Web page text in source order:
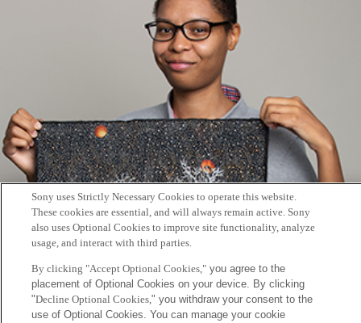
2019年11月12日
Sony uses Strictly Necessary Cookies to operate this website.
These cookies are essential, and will always remain active. Sony
also uses Optional Cookies to improve site functionality, analyze
usage, and interact with third parties.
By clicking "Accept Optional Cookies,"you agree to the
placement of Optional Cookies on your device. By clicking
"Decline Optional Cookies," you withdraw your consent to the
use of Optional Cookies. You can manage your cookie